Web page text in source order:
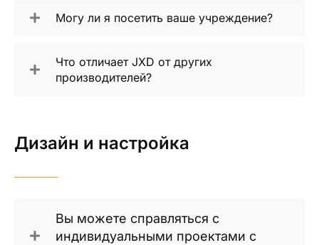
Могу ли я посетить ваше учреждение?
Что отличает JXD от других
производителей?
Дизайн и настройка
Вы можете справляться с
индивидуальными проектами с